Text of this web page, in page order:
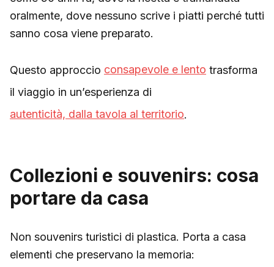
oralmente, dove nessuno scrive i piatti perché tutti
sanno cosa viene preparato.
Questo approccio consapevole e lento trasforma
il viaggio in un’esperienza di
autenticità, dalla tavola al territorio
Collezioni e souvenirs: cosa
portare da casa
Non souvenirs turistici di plastica. Porta a casa
elementi che preservano la memoria: